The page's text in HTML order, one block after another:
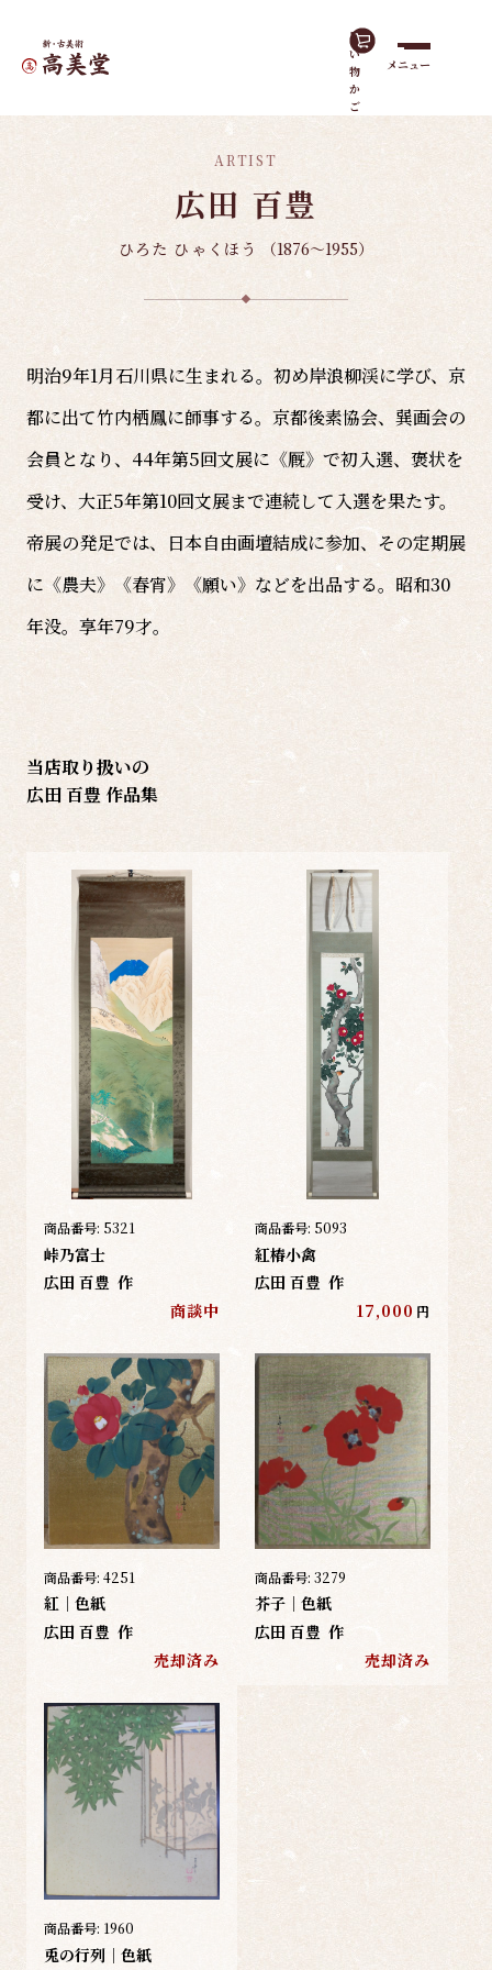
買
い
物
か
ご
メニュー
ホーム諸作家
ARTIST
広田 百豊
ひろた ひゃくほう （1876～1955）
明治9年1月石川県に生まれる。初め岸浪柳渓に学び、京
都に出て竹内栖鳳に師事する。京都後素協会、巽画会の
会員となり、44年第5回文展に《厩》で初入選、褒状を
受け、大正5年第10回文展まで連続して入選を果たす。
帝展の発足では、日本自由画壇結成に参加、その定期展
に《農夫》《春宵》《願い》などを出品する。昭和30
年没。享年79才。
当店取り扱いの
広田 百豊 作品集
商品番号: 5321
峠乃富士
広田 百豊 作
商談中
商品番号: 5093
紅椿小禽
広田 百豊 作
17,000 円
商品番号: 4251
紅｜色紙
広田 百豊 作
売却済み
商品番号: 3279
芥子｜色紙
広田 百豊 作
売却済み
商品番号: 1960
兎の行列｜色紙